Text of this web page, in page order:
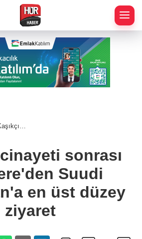
İngiltere'den
Suudi
üst
ziyaret
cinayeti sonrası
Suudi
en üst düzey
ziyaret